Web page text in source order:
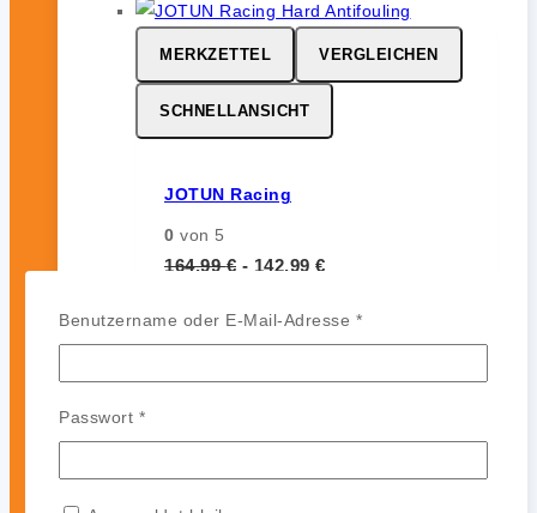
MERKZETTEL VERGLEICHEN
SCHNELLANSICHT
JOTUN Racing
0 von 5
164,99€ - 142,99 €
JOTUN Racing ist ein
leistungsstarkes Hartantifouling für
Hochgeschwindigkeits- und
glatte und polierfähige Oberfläche
Benutzername oder E-Mail-Adresse *Erforderlich
Passwort *Erforderlich